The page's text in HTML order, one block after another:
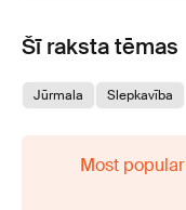
Šī raksta tēmas
Jūrmala Slepkavība
Most popular